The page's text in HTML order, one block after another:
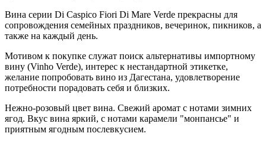
Вина серии Di Caspico Fiori Di Mare Verde прекрасны для
сопровождения семейных праздников, вечеринок, пикников, а
также на каждый день.
Мотивом к покупке служат поиск альтернативы импортному
вину (Vinho Verde), интерес к нестандартной этикетке,
желание попробовать вино из Дагестана, удовлетворение
потребности порадовать себя и близких.
Нежно-розовый цвет вина. Свежий аромат с нотами зимних
ягод. Вкус вина яркий, с нотами карамели "монпансье" и
приятным ягодным послевкусием.